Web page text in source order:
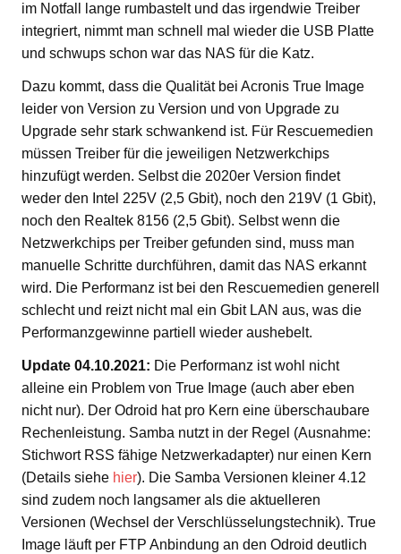
im Notfall lange rumbastelt und das irgendwie Treiber
integriert, nimmt man schnell mal wieder die USB Platte
und schwups schon war das NAS für die Katz.
Dazu kommt, dass die Qualität bei Acronis True Image
leider von Version zu Version und von Upgrade zu
Upgrade sehr stark schwankend ist. Für Rescuemedien
müssen Treiber für die jeweiligen Netzwerkchips
hinzufügt werden. Selbst die 2020er Version findet
weder den Intel 225V (2,5 Gbit), noch den 219V (1 Gbit),
noch den Realtek 8156 (2,5 Gbit). Selbst wenn die
Netzwerkchips per Treiber gefunden sind, muss man
manuelle Schritte durchführen, damit das NAS erkannt
wird. Die Performanz ist bei den Rescuemedien generell
schlecht und reizt nicht mal ein Gbit LAN aus, was die
Performanzgewinne partiell wieder aushebelt.
Update 04.10.2021: Die Performanz ist wohl nicht
alleine ein Problem von True Image (auch aber eben
nicht nur). Der Odroid hat pro Kern eine überschaubare
Rechenleistung. Samba nutzt in der Regel (Ausnahme:
Stichwort RSS fähige Netzwerkadapter) nur einen Kern
(Details siehe hier). Die Samba Versionen kleiner 4.12
sind zudem noch langsamer als die aktuelleren
Versionen (Wechsel der Verschlüsselungstechnik). True
Image läuft per FTP Anbindung an den Odroid deutlich